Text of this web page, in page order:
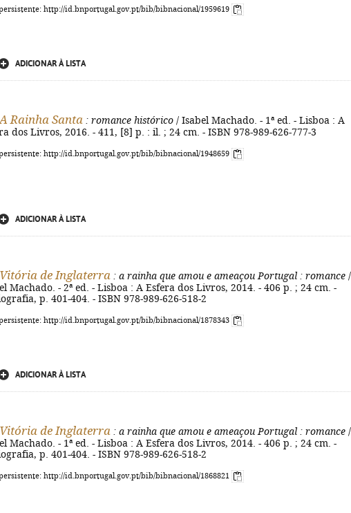
http://id.bnportugal.gov.pt/bib/bibnacional/1959619
ADICIONAR À LISTA
A Rainha Santa : romance histórico / Isabel Machado. - 1ª ed. - Lisboa : A
dos Livros, 2016. - 411, [8] p. : il. ; 24 cm. - ISBN 978-989-626-777-3
http://id.bnportugal.gov.pt/bib/bibnacional/1948659
ADICIONAR À LISTA
Vitória de Inglaterra : a rainha que amou e ameaçou Portugal : romance /
Machado. - 2ª ed. - Lisboa : A Esfera dos Livros, 2014. - 406 p. ; 24 cm. -
p. 401-404. - ISBN 978-989-626-518-2
http://id.bnportugal.gov.pt/bib/bibnacional/1878343
ADICIONAR À LISTA
Vitória de Inglaterra : a rainha que amou e ameaçou Portugal : romance /
Machado. - 1ª ed. - Lisboa : A Esfera dos Livros, 2014. - 406 p. ; 24 cm. -
p. 401-404. - ISBN 978-989-626-518-2
http://id.bnportugal.gov.pt/bib/bibnacional/1868821